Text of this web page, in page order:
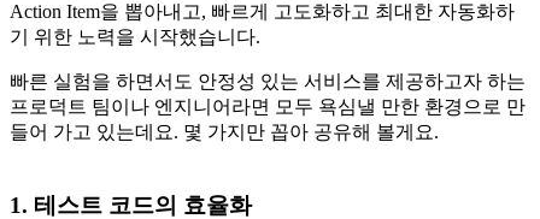
Action Item을 뽑아내고, 빠르게 고도화하고 최대한 자동화하
기 위한 노력을 시작했습니다.
빠른 실험을 하면서도 안정성 있는 서비스를 제공하고자 하는
프로덕트 팀이나 엔지니어라면 모두 욕심낼 만한 환경으로 만
들어 가고 있는데요. 몇 가지만 꼽아 공유해 볼게요.
1. 테스트 코드의 효율화